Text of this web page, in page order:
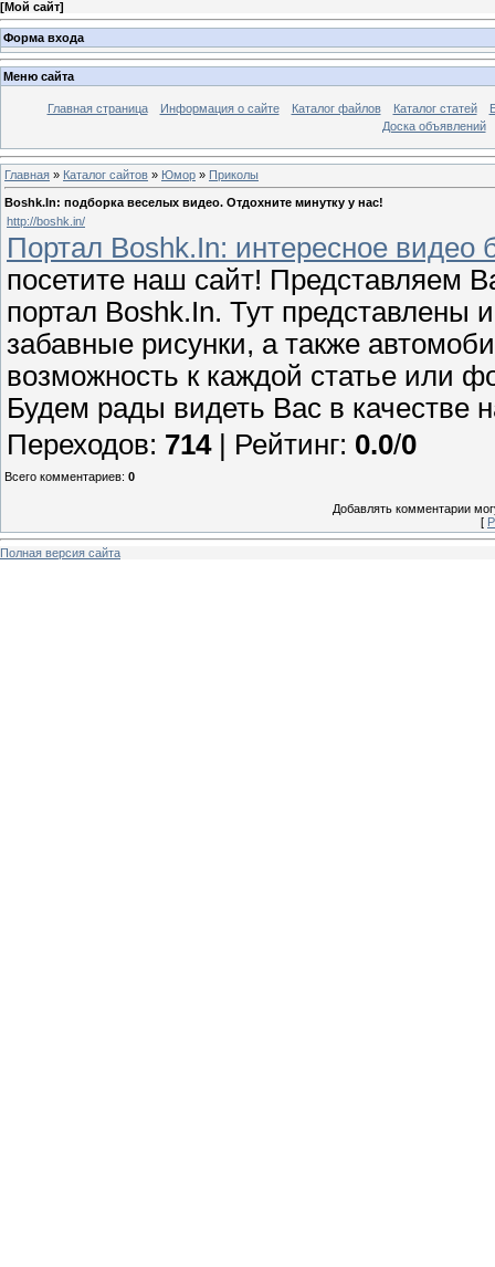
[Мой сайт]
Форма входа
Меню сайта
Главная страница Информация о сайте Каталог файлов Каталог статей
Доска объявлений
Главная » Каталог сайтов » Юмор » Приколы
Boshk.In: подборка веселых видео. Отдохните минутку у нас!
http://boshk.in/
Портал Boshk.In: интересное видео
посетите наш сайт! Представляем
портал Boshk.In. Тут представлены
забавные рисунки, а также
возможность к каждой статье или
Будем рады видеть Вас в качестве
Переходов: 714| Рейтинг: 0.0/0
Всего комментариев: 0
Добавлять комментарии
[
Полная версия сайта